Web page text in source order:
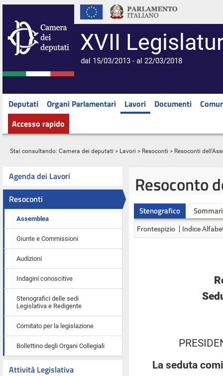
XVII
dal 15/03/2013 - al 22/03/2018
Deputati Organi Parlamentari Lavori Documenti
Accesso rapido
Stai consultando: Camera dei deputati > Lavori > Resoconti > Resoconti
Agenda dei Lavori
Resoconti
Assemblea
Giunte e Commissioni
Audizioni
Indagini conoscitive
Stenografici delle sedi
Legislativa e Redigente
Comitato per la legislazione
Bollettino degli Organi Collegiali
Attività Legislativa
Resoconto
Stenografico
Frontespizio Indice
La seduta